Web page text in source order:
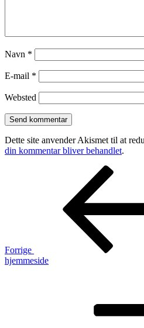
Navn *
E-mail *
Websted
Dette site anvender Akismet til at
din kommentar bliver behandlet.
Indlægsnavigation
Forrige
hjemmeside